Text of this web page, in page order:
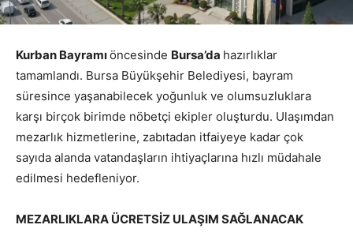
Kurban Bayramıöncesinde Bursa’da hazırlıklar
tamamlandı. Bursa Büyükşehir Belediyesi, bayram
süresince yaşanabilecek yoğunluk ve olumsuzluklara
karşı birçok birimde nöbetçi ekipler oluşturdu. Ulaşımdan
mezarlık hizmetlerine, zabıtadan itfaiyeye kadar çok
sayıda alanda vatandaşların ihtiyaçlarına hızlı müdahale
edilmesi hedefleniyor.
MEZARLIKLARA ÜCRETSİZ ULAŞIM SAĞLANACAK